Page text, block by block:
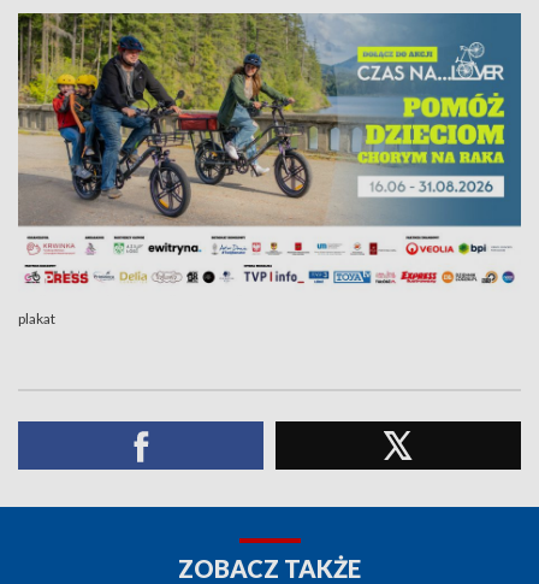
plakat
ZOBACZ TAKŻE